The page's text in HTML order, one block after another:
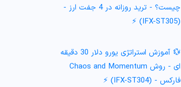
چیست؟ - ترید روزانه در 4 جفت ارز -
(IFX-ST305) ⚡️
💱 آموزش استراتژی یورو دلار 30 دقیقه
ای - روش Chaos and Momentum
فارکس - (IFX-ST304) ⚡️